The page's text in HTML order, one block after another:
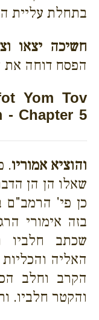
בתחלת עליית
חשיכה יצאו
הפסח דוחה
Yom Tov
- Chapter 5
והוציא אמוריו.
שאלו הן הן
כן פי' הרמב"ם
בזה אימורי
שכתב חלביו
האליה
הקרב וחלב
והקטר חלביו.